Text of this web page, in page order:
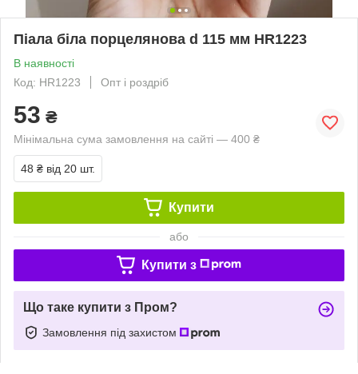
Піала біла порцелянова d 115 мм HR1223
В наявності
Код: HR1223
Опт і роздріб
53 ₴
Мінімальна сума замовлення на сайті — 400 ₴
48 ₴ від 20 шт.
Купити
або
Купити з
Що таке купити з Пром?
Замовлення під захистом